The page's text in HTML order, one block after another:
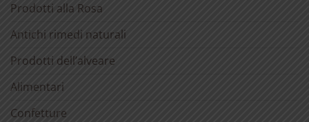
Prodotti alla Rosa
Antichi rimedi naturali
Prodotti dell’alveare
Alimentari
Confetture